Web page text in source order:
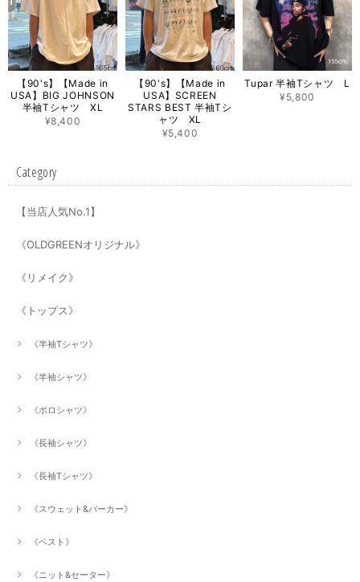
【90's】【Made in
USA】BIG JOHNSON
半袖Tシャツ XL
¥8,400
【90's】【Made in
USA】SCREEN
STARS BEST 半袖Tシ
ャツ XL
¥5,400
Tupar 半袖Tシャツ L
¥5,800
Category
【当店人気No.1】
《OLDGREENオリジナル》
《リメイク》
《トップス》
《半袖Tシャツ》
《半袖シャツ》
《ポロシャツ》
《長袖シャツ》
《長袖Tシャツ》
《スウェット&パーカー》
《ベスト》
《ニット&セーター》